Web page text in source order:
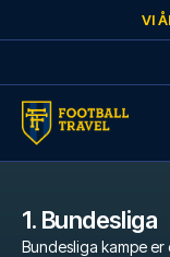
VI
1. Bundesliga
Bundesliga kampe er